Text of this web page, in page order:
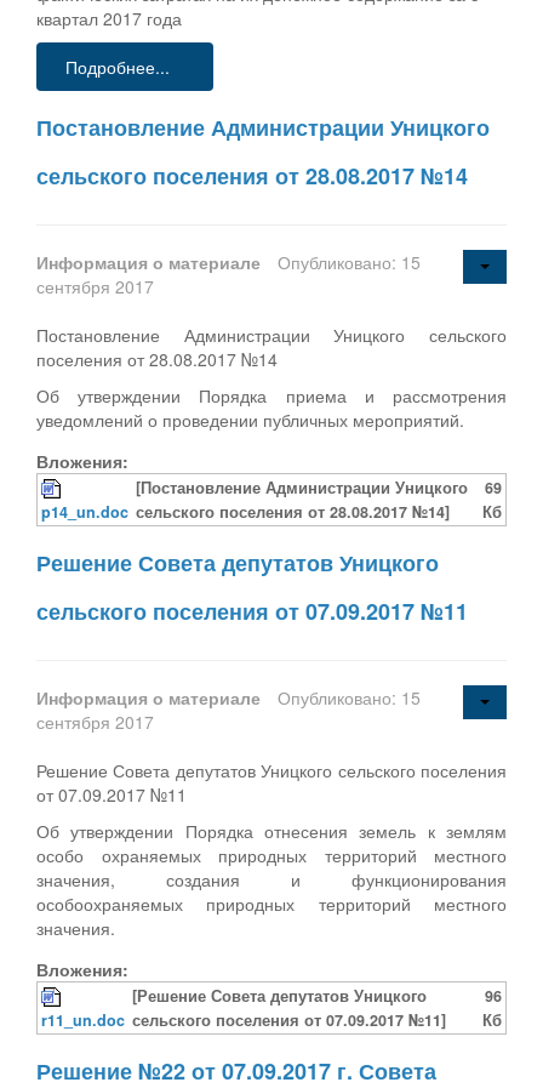
квартал 2017 года
Подробнее...
Постановление Администрации Уницкого
сельского поселения от 28.08.2017 №14
Информация о материале
Опубликовано: 15
сентября 2017
Постановление Администрации Уницкого сельского
поселения от 28.08.2017 №14
Об утверждении Порядка приема и рассмотрения
уведомлений о проведении публичных мероприятий.
Вложения:
p14_un.doc
[Постановление Администрации Уницкого
сельского поселения от 28.08.2017 №14]
69
Кб
Решение Совета депутатов Уницкого
сельского поселения от 07.09.2017 №11
Информация о материале
Опубликовано: 15
сентября 2017
Решение Совета депутатов Уницкого сельского поселения
от 07.09.2017 №11
Об утверждении Порядка отнесения земель к землям
особо охраняемых природных территорий местного
значения, создания и функционирования
особоохраняемых природных территорий местного
значения.
Вложения:
r11_un.doc
[Решение Совета депутатов Уницкого
сельского поселения от 07.09.2017 №11]
96
Кб
Решение №22 от 07.09.2017 г. Совета